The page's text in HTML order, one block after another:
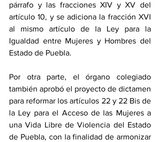
párrafo y las fracciones XIV y XV del
artículo 10, y se adiciona la fracción XVI
al mismo artículo de la Ley para la
Igualdad entre Mujeres y Hombres del
Estado de Puebla.
Por otra parte, el órgano colegiado
también aprobó el proyecto de dictamen
para reformar los artículos 22 y 22 Bis de
la Ley para el Acceso de las Mujeres a
una Vida Libre de Violencia del Estado
de Puebla, con la finalidad de armonizar